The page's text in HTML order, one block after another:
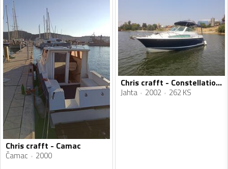
Chris crafft - Camac
Čamac 2000
Chris crafft - Constellation 26
Jahta 2002 262 KS